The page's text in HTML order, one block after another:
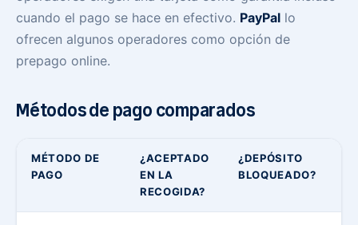
cuando el pago se hace en efectivo. PayPal lo
ofrecen algunos operadores como opción de
prepago online.
Métodos de pago comparados
MÉTODO DE
PAGO
¿ACEPTADO
EN LA
RECOGIDA?
¿DEPÓSITO
BLOQUEADO?